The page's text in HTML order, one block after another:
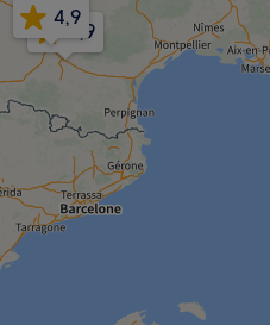
4,9
4,9